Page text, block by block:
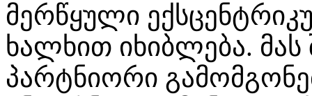
მერწყული
ხალხით იხიბლება. მას
პარტნიორი